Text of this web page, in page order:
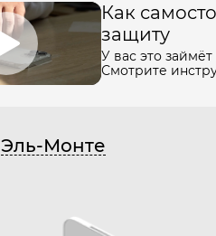
Как
защиту
У вас это
Смотрите
Эль-Монте